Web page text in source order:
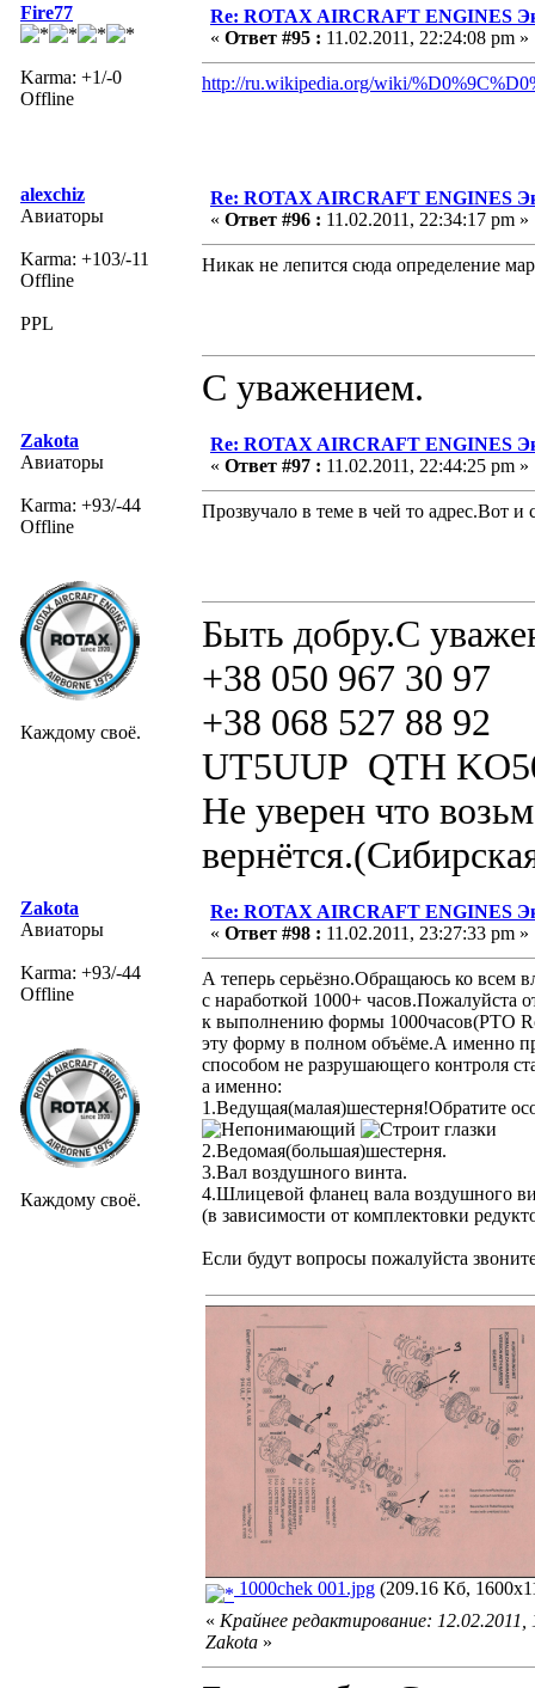
Fire77
Karma: +1/-0
Offline
Re: ROTAX AIRCRAFT ENGINES
« Ответ #95 : 11.02.2011, 22:24:08 pm »
http://ru.wikipedia.org/wiki/
alexchiz
Авиаторы
Karma: +103/-11
Offline
PPL
Re: ROTAX AIRCRAFT ENGINES
« Ответ #96 : 11.02.2011, 22:34:17 pm »
Никак не лепится сюда определение
С уважением.
Zakota
Авиаторы
Karma: +93/-44
Offline
Каждому своё.
Re: ROTAX AIRCRAFT ENGINES
« Ответ #97 : 11.02.2011, 22:44:25 pm »
Прозвучало в теме в чей то адрес.Вот и
Быть добру.С
+38 050 967 30 97
+38 068 527 88 92
UT5UUP QTH
Не уверен что
Zakota
Авиаторы
Karma: +93/-44
Offline
Каждому своё.
Re: ROTAX AIRCRAFT ENGINES
« Ответ #98 : 11.02.2011, 23:27:33 pm »
А теперь серьёзно.Обращаюсь ко всем
с наработкой 1000+ часов.Пожалуйста
к выполнению формы 1000часов(РТО
эту форму в полном объёме.А именно
способом не разрушающего контроля
а именно:
1.Ведущая(малая)шестерня!Обратите
2.Ведомая(большая)шестерня.
3.Вал воздушного винта.
4.Шлицевой фланец вала воздушного
(в зависимости от комплектовки
Если будут вопросы пожалуйста
1000chek 001.jpg (209.16 Кб,
« Крайнее редактирование:
Zakota »